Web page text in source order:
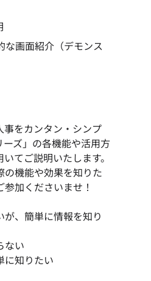
な画面紹介（デモンス
をカンタン・シンプ
ズ」の各機能や活用方
てご説明いたします。
の機能や効果を知りた
加くださいませ！
が、簡単に情報を知り
ない
に知りたい